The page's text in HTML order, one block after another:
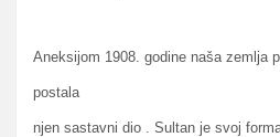
Aneksijom 1908. godine naša zemlja
postala
njen sastavni dio . Sultan je svoj